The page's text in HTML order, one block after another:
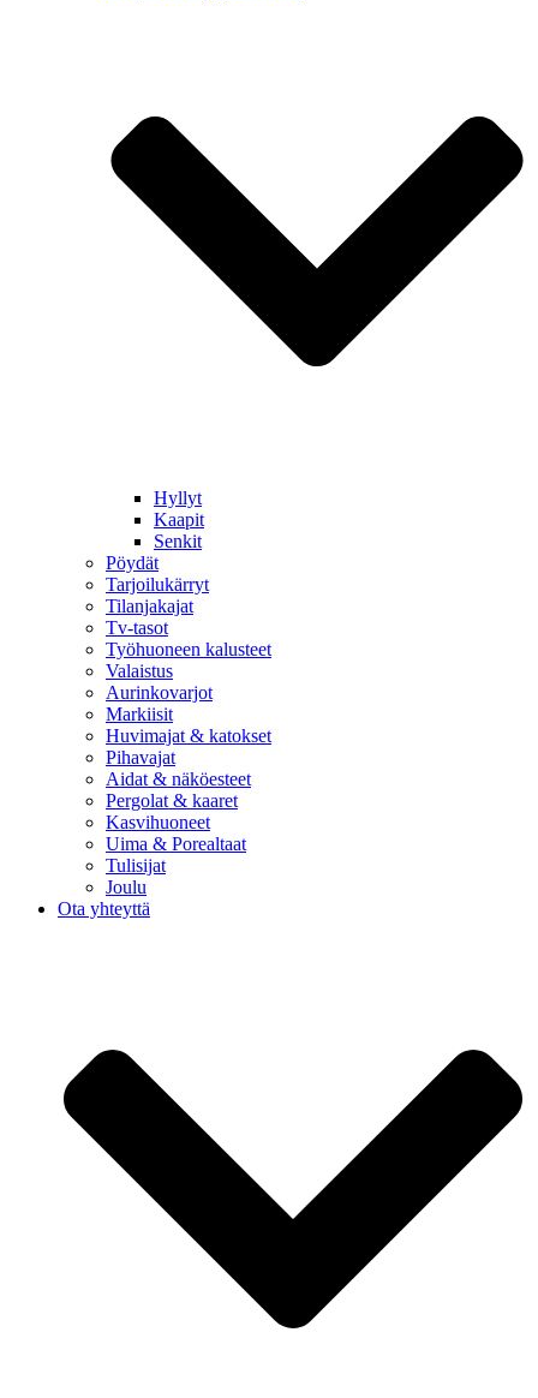
Hyllyt
Kaapit
Senkit
Pöydät
Tarjoilukärryt
Tilanjakajat
Tv-tasot
Työhuoneen kalusteet
Valaistus
Aurinkovarjot
Markiisit
Huvimajat & katokset
Pihavajat
Aidat & näköesteet
Pergolat & kaaret
Kasvihuoneet
Uima & Porealtaat
Tulisijat
Joulu
Ota yhteyttä